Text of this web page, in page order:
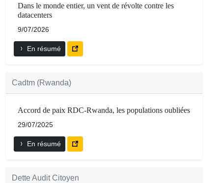
Dans le monde entier, un vent de révolte contre les
datacenters
9/07/2026
En résumé
Cadtm (Rwanda)
Accord de paix RDC-Rwanda, les populations oubliées
29/07/2025
En résumé
Dette Audit Citoyen